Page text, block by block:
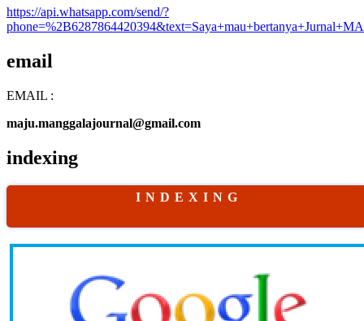
https://api.whatsapp.com/send/?
email
EMAIL :
maju.manggalajournal@gmail.com
indexing
I N D E X I N G